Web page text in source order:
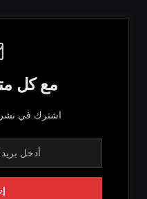
مع كل
اشترك في